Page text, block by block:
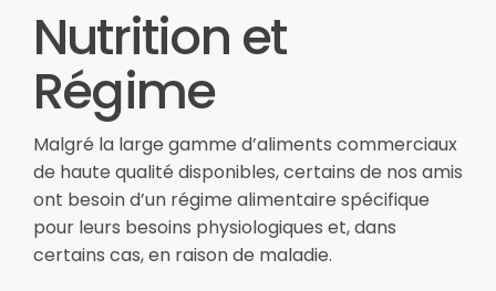
Nutrition et
Régime
Malgré la large gamme d’aliments commerciaux
de haute qualité disponibles, certains de nos amis
ont besoin d’un régime alimentaire spécifique
pour leurs besoins physiologiques et, dans
certains cas, en raison de maladie.